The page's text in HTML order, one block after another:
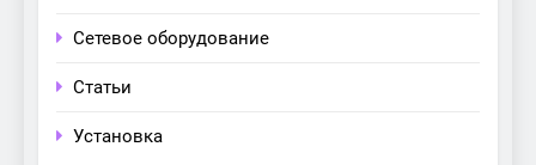
Сетевое оборудование
Статьи
Установка